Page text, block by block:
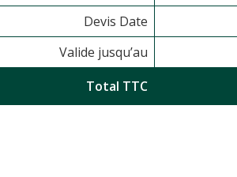
Devis Date
Valide jusqu’au
Total TTC